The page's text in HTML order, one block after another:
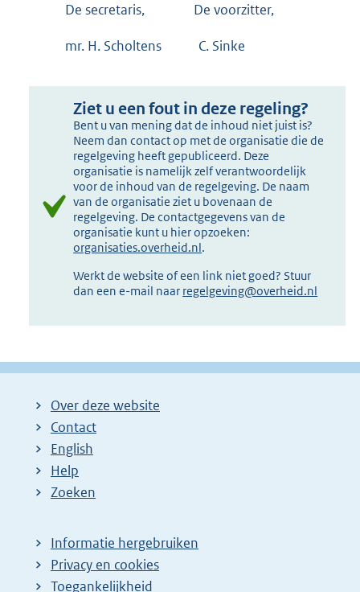
De secretaris, De voorzitter,
mr. H. Scholtens C. Sinke
Ziet u een fout in deze regeling?
Bent u van mening dat de inhoud niet juist is?
Neem dan contact op met de organisatie die de
regelgeving heeft gepubliceerd. Deze
organisatie is namelijk zelf verantwoordelijk
voor de inhoud van de regelgeving. De naam
van de organisatie ziet u bovenaan de
regelgeving. De contactgegevens van de
organisatie kunt u hier opzoeken:
organisaties.overheid.nl.
Werkt de website of een link niet goed? Stuur
dan een e-mail naar regelgeving@overheid.nl
Over deze website
Contact
English
Help
Zoeken
Informatie hergebruiken
Privacy en cookies
Toegankelijkheid